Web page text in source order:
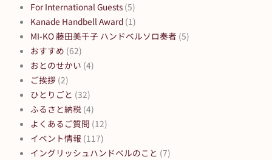
For International Guests (5)
Kanade Handbell Award (1)
MI-KO 藤田美千子 ハンドベルソロ奏者 (5)
おすすめ (62)
おとのせかい (4)
ご挨拶 (2)
ひとりごと (32)
ふるさと納税 (4)
よくあるご質問 (12)
イベント情報 (117)
イングリッシュハンドベルのこと (7)